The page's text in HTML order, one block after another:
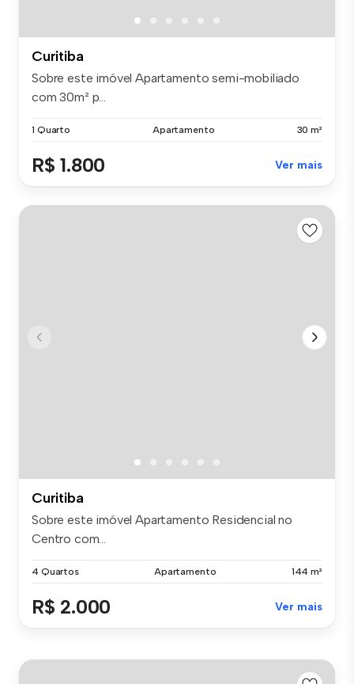
Curitiba
Sobre este imóvel Apartamento semi-mobiliado
com 30m² p...
1 Quarto Apartamento 30 m²
R$ 1.800 Ver mais
Curitiba
Sobre este imóvel Apartamento Residencial no
Centro com...
4 Quartos Apartamento 144 m²
R$ 2.000 Ver mais